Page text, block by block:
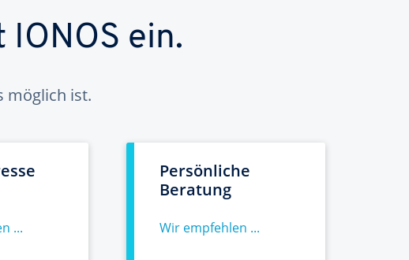
ein.
möglich ist.
...
Persönliche
Beratung
Wir empfehlen ...